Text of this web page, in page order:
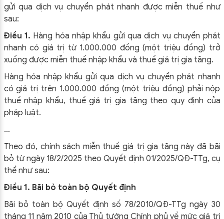
gửi qua dịch vụ chuyển phát nhanh được miễn thuế như
sau:
Điều 1. Hàng hóa nhập khẩu gửi qua dịch vụ chuyển phát
nhanh có giá trị từ 1.000.000 đồng (một triệu đồng) trở
xuống được miễn thuế nhập khẩu và thuế giá trị gia tăng.
Hàng hóa nhập khẩu gửi qua dịch vụ chuyển phát nhanh
có giá trị trên 1.000.000 đồng (một triệu đồng) phải nộp
thuế nhập khẩu, thuế giá trị gia tăng theo quy định của
pháp luật.
…
Theo đó, chính sách miễn thuế giá trị gia tăng này đã bãi
bỏ từ ngày 18/2/2025 theo Quyết định 01/2025/QĐ-TTg, cụ
thể như sau:
Điều 1. Bãi bỏ toàn bộ Quyết định
Bãi bỏ toàn bộ Quyết định số 78/2010/QĐ-TTg ngày 30
tháng 11 năm 2010 của Thủ tướng Chính phủ về mức giá trị